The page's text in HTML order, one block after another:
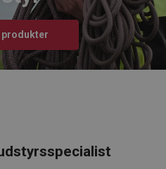
produkter